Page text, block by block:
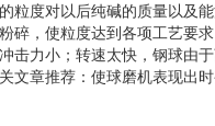
粒度对以后纯碱的质量以及
碎，使粒度达到各项工艺要
击力小；转速太快，钢球由
文章推荐：使球磨机表现出